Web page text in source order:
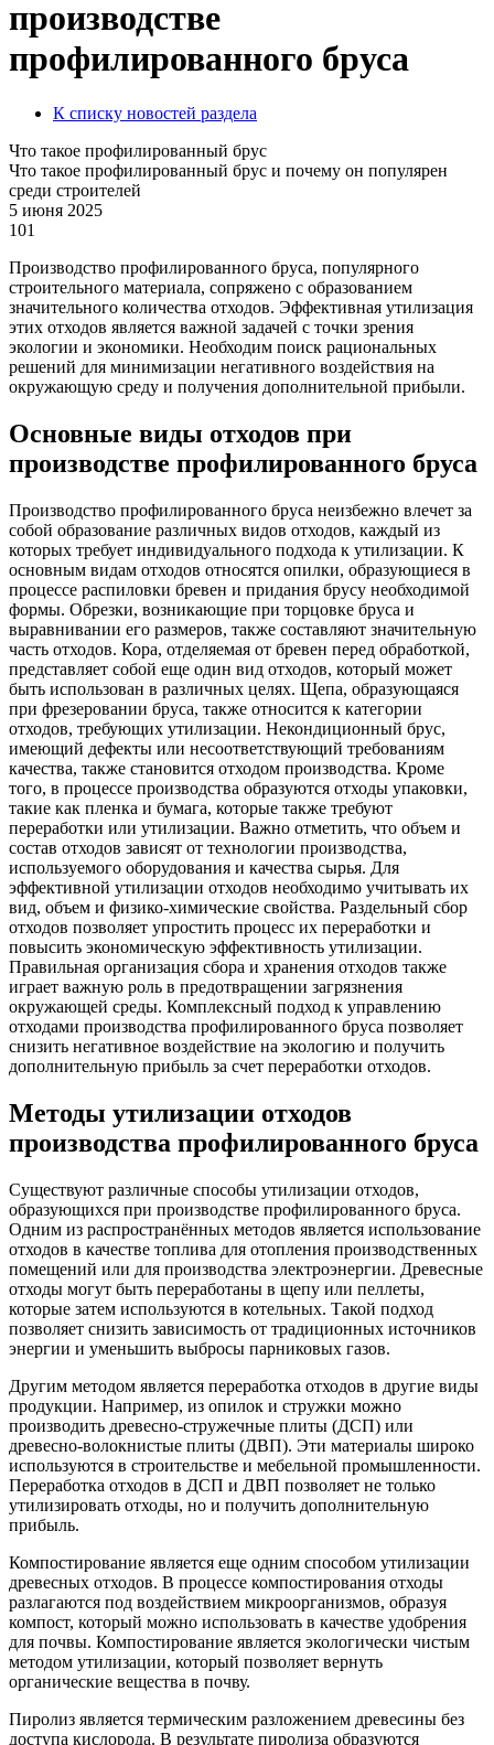
производстве
профилированного бруса
К списку новостей раздела
Что такое профилированный брус
Что такое профилированный брус и почему он популярен
среди строителей
5 июня 2025
101
Производство профилированного бруса, популярного
строительного материала, сопряжено с образованием
значительного количества отходов. Эффективная утилизация
этих отходов является важной задачей с точки зрения
экологии и экономики. Необходим поиск рациональных
решений для минимизации негативного воздействия на
окружающую среду и получения дополнительной прибыли.
Основные виды отходов при
производстве профилированного бруса
Производство профилированного бруса неизбежно влечет за
собой образование различных видов отходов, каждый из
которых требует индивидуального подхода к утилизации. К
основным видам отходов относятся опилки, образующиеся в
процессе распиловки бревен и придания брусу необходимой
формы. Обрезки, возникающие при торцовке бруса и
выравнивании его размеров, также составляют значительную
часть отходов. Кора, отделяемая от бревен перед обработкой,
представляет собой еще один вид отходов, который может
быть использован в различных целях. Щепа, образующаяся
при фрезеровании бруса, также относится к категории
отходов, требующих утилизации. Некондиционный брус,
имеющий дефекты или несоответствующий требованиям
качества, также становится отходом производства. Кроме
того, в процессе производства образуются отходы упаковки,
такие как пленка и бумага, которые также требуют
переработки или утилизации. Важно отметить, что объем и
состав отходов зависят от технологии производства,
используемого оборудования и качества сырья. Для
эффективной утилизации отходов необходимо учитывать их
вид, объем и физико-химические свойства. Раздельный сбор
отходов позволяет упростить процесс их переработки и
повысить экономическую эффективность утилизации.
Правильная организация сбора и хранения отходов также
играет важную роль в предотвращении загрязнения
окружающей среды. Комплексный подход к управлению
отходами производства профилированного бруса позволяет
снизить негативное воздействие на экологию и получить
дополнительную прибыль за счет переработки отходов.
Методы утилизации отходов
производства профилированного бруса
Существуют различные способы утилизации отходов,
образующихся при производстве профилированного бруса.
Одним из распространённых методов является использование
отходов в качестве топлива для отопления производственных
помещений или для производства электроэнергии. Древесные
отходы могут быть переработаны в щепу или пеллеты,
которые затем используются в котельных. Такой подход
позволяет снизить зависимость от традиционных источников
энергии и уменьшить выбросы парниковых газов.
Другим методом является переработка отходов в другие виды
продукции. Например, из опилок и стружки можно
производить древесно-стружечные плиты (ДСП) или
древесно-волокнистые плиты (ДВП). Эти материалы широко
используются в строительстве и мебельной промышленности.
Переработка отходов в ДСП и ДВП позволяет не только
утилизировать отходы, но и получить дополнительную
прибыль.
Компостирование является еще одним способом утилизации
древесных отходов. В процессе компостирования отходы
разлагаются под воздействием микроорганизмов, образуя
компост, который можно использовать в качестве удобрения
для почвы. Компостирование является экологически чистым
методом утилизации, который позволяет вернуть
органические вещества в почву.
Пиролиз является термическим разложением древесины без
доступа кислорода. В результате пиролиза образуются